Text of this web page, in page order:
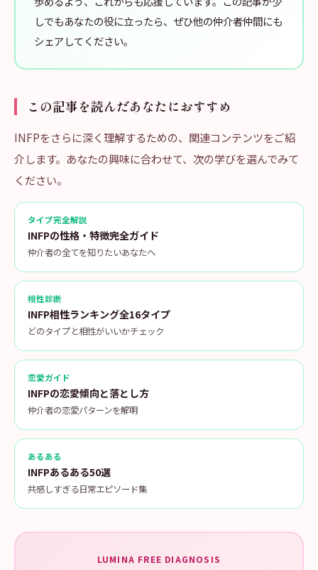
しでもあなたの役に立ったら、ぜひ他の仲介者仲間にも
シェアしてください。
この記事を読んだあなたにおすすめ
INFPをさらに深く理解するための、関連コンテンツをご紹
介します。あなたの興味に合わせて、次の学びを選んでみて
ください。
タイプ完全解説
INFPの性格・特徴完全ガイド
仲介者の全てを知りたいあなたへ
相性診断
INFP相性ランキング全16タイプ
どのタイプと相性がいいかチェック
恋愛ガイド
INFPの恋愛傾向と落とし方
仲介者の恋愛パターンを解明
あるある
INFPあるある50選
共感しすぎる日常エピソード集
LUMINA FREE DIAGNOSIS